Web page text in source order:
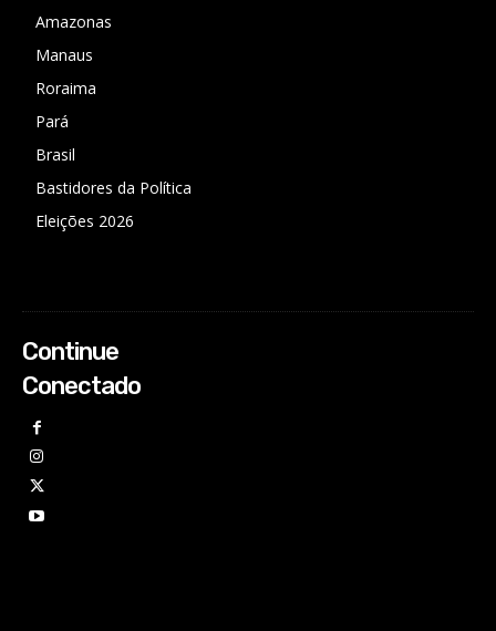
Amazonas
Manaus
Roraima
Pará
Brasil
Bastidores da Política
Eleições 2026
Continue
Conectado